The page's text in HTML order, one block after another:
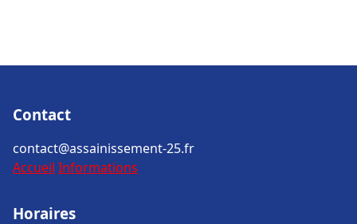
Contact
contact@assainissement-25.fr
Accueil Informations
Horaires